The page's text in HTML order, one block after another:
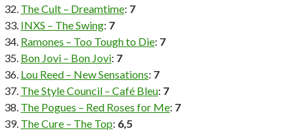
The Cult – Dreamtime: 7
INXS – The Swing: 7
Ramones – Too Tough to Die: 7
Bon Jovi – Bon Jovi: 7
Lou Reed – New Sensations: 7
The Style Council – Café Bleu: 7
The Pogues – Red Roses for Me: 7
The Cure – The Top: 6,5